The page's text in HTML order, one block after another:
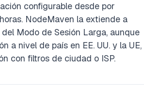
configurable desde por
NodeMaven la extiende a
Modo de Sesión Larga, aunque
a nivel de país en EE. UU. y la UE,
con filtros de ciudad o ISP.